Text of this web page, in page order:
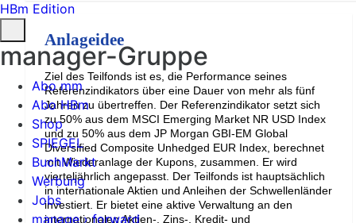
South
VIPSHOP
HAINAN
South
LG CHEM
Hungary
BRAZIL
NIGERIA
Anlageidee
Ziel des Teilfonds ist es, die Performance seines
Referenzindikators über eine Dauer von mehr als fünf
Jahren zu übertreffen. Der Referenzindikator setzt sich
zu 50% aus dem MSCI Emerging Market NR USD Index
und zu 50% aus dem JP Morgan GBI-EM Global
Diversified Composite Unhedged EUR Index, berechnet
mit Wiederanlage der Kupons, zusammen. Er wird
vierteljährlich angepasst. Der Teilfonds ist hauptsächlich
in internationale Aktien und Anleihen der Schwellenländer
investiert. Er bietet eine aktive Verwaltung an den
internationalen Aktien-, Zins-, Kredit- und
HBm Edition
manager-Gruppe
Abo mm
Abo HBm
Shop
SPIEGEL
BuchMarkt
Werbung
Jobs
manage › forward